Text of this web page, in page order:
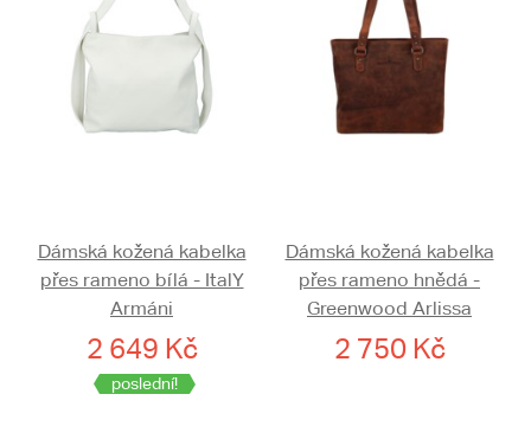
Dámská kožená kabelka
přes rameno bílá - ItalY
Armáni
2 649 Kč
poslední!
Dámská kožená kabelka
přes rameno hnědá -
Greenwood Arlissa
2 750 Kč